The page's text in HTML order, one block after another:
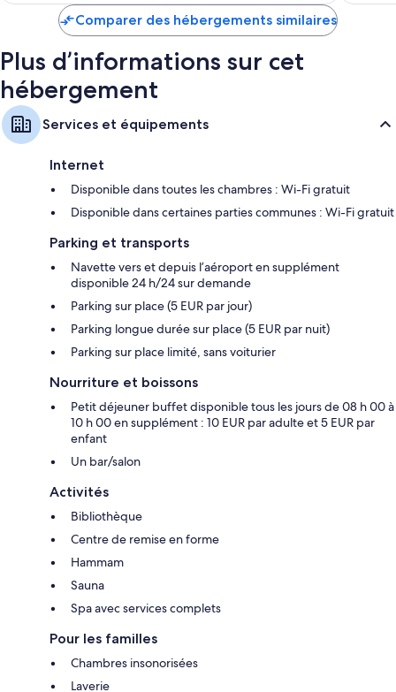
Garde-robe ou placard, service de ménage quotidien et bureau
de
Comparer des hébergements similaires
Plus d’informations sur cet
hébergement
Services et équipements
Internet
Disponible dans toutes les chambres : Wi-Fi gratuit
Disponible dans certaines parties communes : Wi-Fi gratuit
Parking et transports
Navette vers et depuis l’aéroport en supplément
disponible 24 h/24 sur demande
Parking sur place (5 EUR par jour)
Parking longue durée sur place (5 EUR par nuit)
Parking sur place limité, sans voiturier
Nourriture et boissons
Petit déjeuner buffet disponible tous les jours de 08 h 00 à
10 h 00 en supplément : 10 EUR par adulte et 5 EUR par
enfant
Un bar/salon
Activités
Bibliothèque
Centre de remise en forme
Hammam
Sauna
Spa avec services complets
Pour les familles
Chambres insonorisées
Laverie